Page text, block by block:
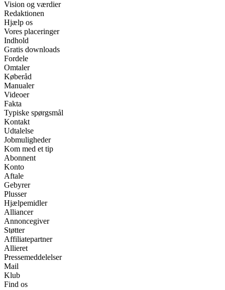
Vision og værdier
Redaktionen
Hjælp os
Vores placeringer
Indhold
Gratis downloads
Fordele
Omtaler
Køberåd
Manualer
Videoer
Fakta
Typiske spørgsmål
Kontakt
Udtalelse
Jobmuligheder
Kom med et tip
Abonnent
Konto
Aftale
Gebyrer
Plusser
Hjælpemidler
Alliancer
Annoncegiver
Støtter
Affiliatepartner
Allieret
Pressemeddelelser
Mail
Klub
Find os